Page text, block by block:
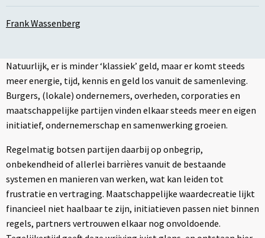
Frank Wassenberg
Natuurlijk, er is minder ‘klassiek’ geld, maar er komt steeds
meer energie, tijd, kennis en geld los vanuit de samenleving.
Burgers, (lokale) ondernemers, overheden, corporaties en
maatschappelijke partijen vinden elkaar steeds meer en eigen
initiatief, ondernemerschap en samenwerking groeien.
Regelmatig botsen partijen daarbij op onbegrip,
onbekendheid of allerlei barrières vanuit de bestaande
systemen en manieren van werken, wat kan leiden tot
frustratie en vertraging. Maatschappelijke waardecreatie lijkt
financieel niet haalbaar te zijn, initiatieven passen niet binnen
regels, partners vertrouwen elkaar nog onvoldoende.